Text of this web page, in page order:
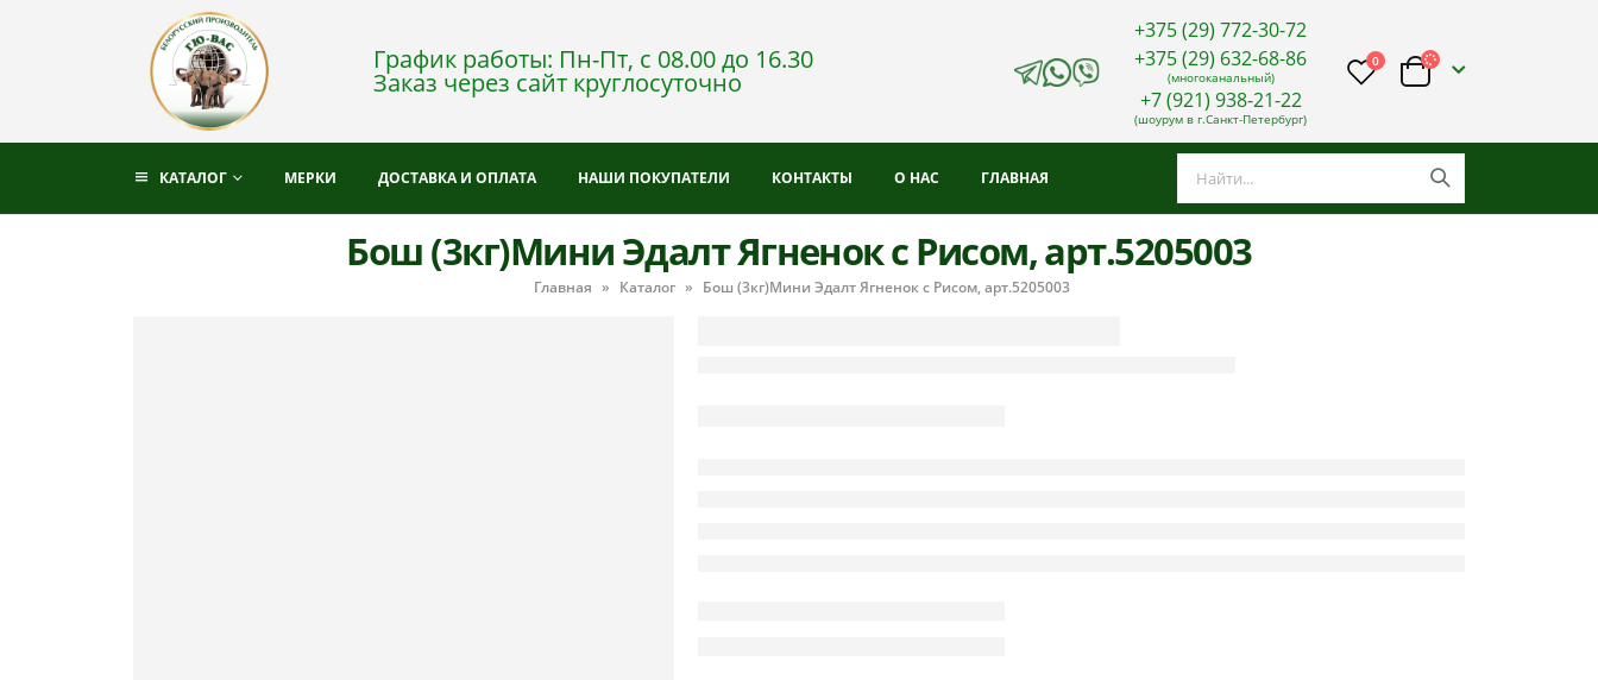
График работы: Пн-Пт, с 08.00 до 16.30
Заказ через сайт круглосуточно
+375 (29) 772-30-72
+375 (29) 632-68-86
(многоканальный)
+7 (921) 938-21-22
(шоурум в г.Санкт-Петербург)
0
КАТАЛОГ МЕРКИ ДОСТАВКА И ОПЛАТА НАШИ ПОКУПАТЕЛИ КОНТАКТЫ О НАС ГЛАВНАЯ
Бош (3кг)Мини Эдалт Ягненок с Рисом, арт.5205003
Главная » Каталог » Бош (3кг)Мини Эдалт Ягненок с Рисом, арт.5205003